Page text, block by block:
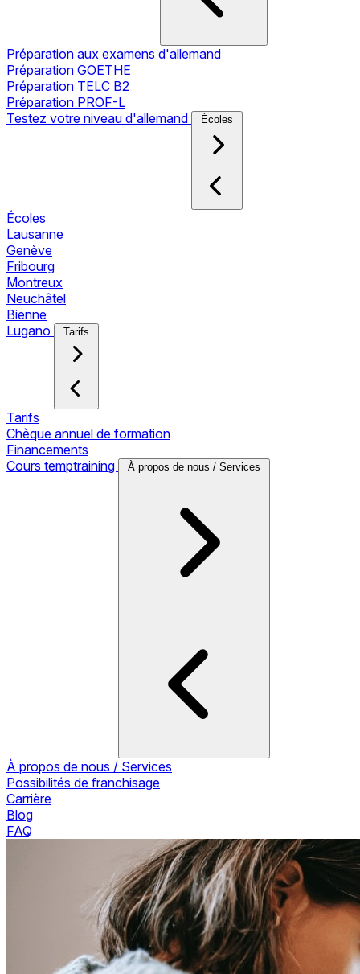
Préparation aux examens d'allemand
Préparation GOETHE
Préparation TELC B2
Préparation PROF-L
Testez votre niveau d'allemand
Écoles
Écoles
Lausanne
Genève
Fribourg
Montreux
Neuchâtel
Bienne
Lugano
Tarifs
Tarifs
Chèque annuel de formation
Financements
Cours temptraining
À propos de nous / Services
À propos de nous / Services
Possibilités de franchisage
Carrière
Blog
FAQ